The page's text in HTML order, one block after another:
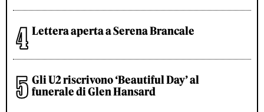
Lettera aperta a Serena Brancale
Gli U2 riscrivono ‘Beautiful Day’ al
funerale di Glen Hansard